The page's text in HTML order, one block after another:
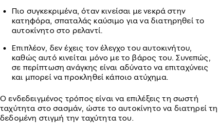
Πιο συγκεκριμένα, όταν κινείσαι με νεκρά στην
κατηφόρα, σπαταλάς καύσιμο για να διατηρηθεί το
αυτοκίνητο στο ρελαντί.
Επιπλέον, δεν έχεις τον έλεγχο του αυτοκινήτου,
καθώς αυτό κινείται μόνο με το βάρος του. Συνεπώς,
σε περίπτωση ανάγκης είναι αδύνατο να επιταχύνεις
και μπορεί να προκληθεί κάποιο ατύχημα.
Ο ενδεδειγμένος τρόπος είναι να επιλέξεις τη σωστή
ταχύτητα στο σασμάν, ώστε το αυτοκίνητο να διατηρεί τη
δεδομένη στιγμή την ταχύτητα του.